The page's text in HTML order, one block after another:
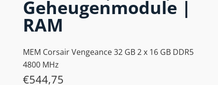
Geheugenmodule |
RAM
MEM Corsair Vengeance 32 GB 2 x 16 GB DDR5
4800 MHz
€544,75